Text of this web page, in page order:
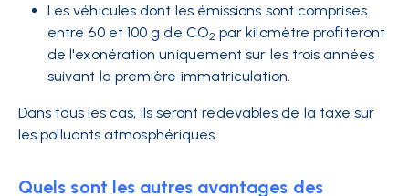
Les véhicules dont les émissions sont comprises
entre 60 et 100 g de CO2 par kilomètre profiteront
de l'exonération uniquement sur les trois années
suivant la première immatriculation.
Dans tous les cas, Ils seront redevables de la taxe sur
les polluants atmosphériques.
Quels sont les autres avantages des